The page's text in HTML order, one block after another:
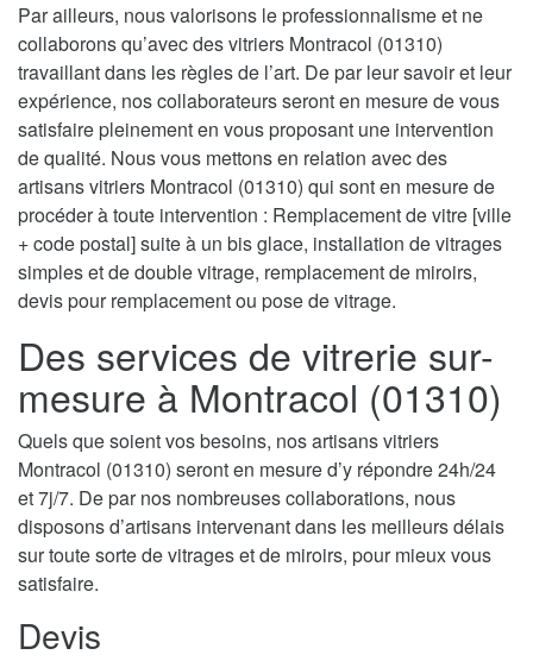
Par ailleurs, nous valorisons le professionnalisme et ne
collaborons qu’avec des vitriers Montracol (01310)
travaillant dans les règles de l’art. De par leur savoir et leur
expérience, nos collaborateurs seront en mesure de vous
satisfaire pleinement en vous proposant une intervention
de qualité. Nous vous mettons en relation avec des
artisans vitriers Montracol (01310) qui sont en mesure de
procéder à toute intervention : Remplacement de vitre [ville
+ code postal] suite à un bis glace, installation de vitrages
simples et de double vitrage, remplacement de miroirs,
devis pour remplacement ou pose de vitrage.
Des services de vitrerie sur-
mesure à Montracol (01310)
Quels que soient vos besoins, nos artisans vitriers
Montracol (01310) seront en mesure d’y répondre 24h/24
et 7j/7. De par nos nombreuses collaborations, nous
disposons d’artisans intervenant dans les meilleurs délais
sur toute sorte de vitrages et de miroirs, pour mieux vous
satisfaire.
Devis